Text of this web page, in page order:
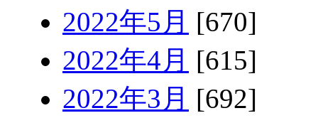
2022年5月 [670]
2022年4月 [615]
2022年3月 [692]